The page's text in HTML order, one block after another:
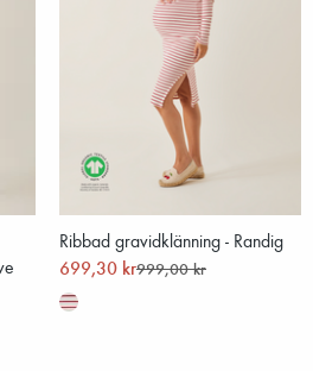
Ribbad gravidklänning - Randig
699,30 kr999,00 kr